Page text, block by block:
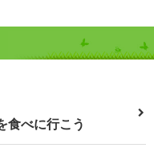
食べに行こう